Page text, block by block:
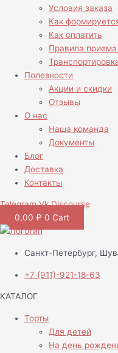
Условия заказа
Как
Как оплатить
Правила приема
Полезности
Акции и скидки
Отзывы
О нас
Наша команда
Документы
Блог
Доставка
Контакты
Telegram Vk Discourse
0,00 ₽ 0 Cart
Санкт-Петербург,
+7 (911)-921-18-63
КАТАЛОГ
Торты
Для детей
На день